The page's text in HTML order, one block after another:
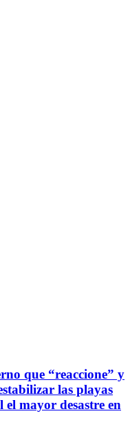
que “reaccione” y
las playas
mayor desastre en